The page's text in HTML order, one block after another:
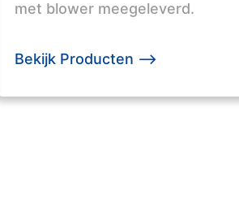
met blower meegeleverd.
Bekijk Producten -->